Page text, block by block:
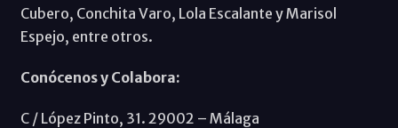
Cubero, Conchita Varo, Lola Escalante y Marisol
Espejo, entre otros.
Conócenos y Colabora:
C / López Pinto, 31. 29002 – Málaga